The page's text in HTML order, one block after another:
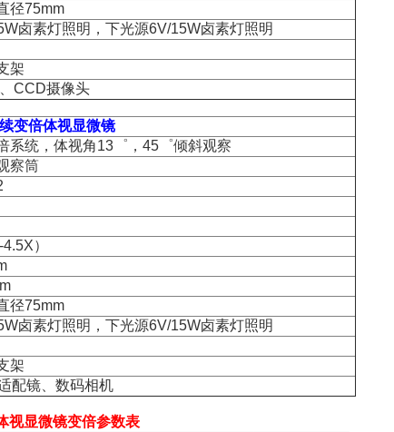
径75mm
卤素灯照明，下光源6V/15W卤素灯照明
架
CCD摄像头
变倍体视显微镜
系统，体视角13゜，45゜倾斜观察
察筒
）
径75mm
卤素灯照明，下光源6V/15W卤素灯照明
架
配镜、数码相机
视显微镜变倍参数表